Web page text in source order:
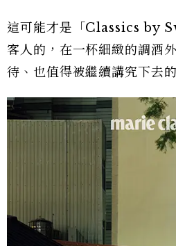
這可能才是「Classics by
客人的，在一杯細緻的調酒
待、也值得被繼續講究下去